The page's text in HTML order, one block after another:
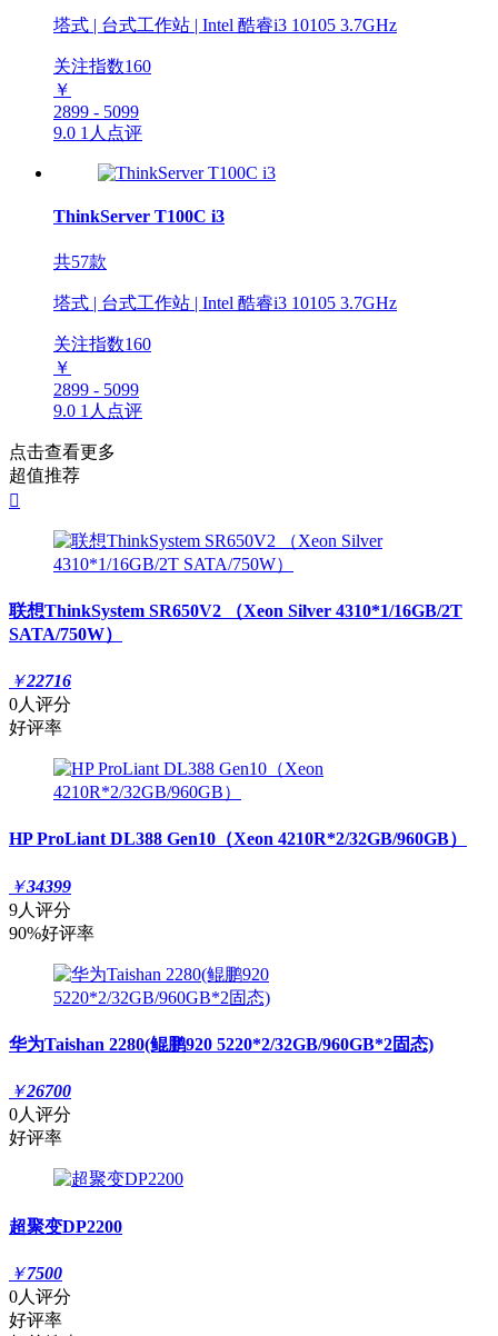
塔式 | 台式工作站 | Intel 酷睿i3 10105 3.7GHz
关注指数160
￥
2899 - 5099
9.0 1人点评
ThinkServer T100C i3
共57款
塔式 | 台式工作站 | Intel 酷睿i3 10105 3.7GHz
关注指数160
￥
2899 - 5099
9.0 1人点评
点击查看更多
超值推荐

联想ThinkSystem SR650V2 （Xeon Silver 4310*1/16GB/2T
SATA/750W）
￥22716
0人评分
好评率
HP ProLiant DL388 Gen10（Xeon 4210R*2/32GB/960GB）
￥34399
9人评分
90%好评率
华为Taishan 2280(鲲鹏920 5220*2/32GB/960GB*2固态)
￥26700
0人评分
好评率
超聚变DP2200
￥7500
0人评分
好评率